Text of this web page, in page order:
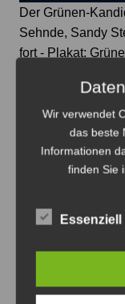
Der Grünen-
Sehnde, Sandy
fort - Plakat: Grüne
„Auf ein
Station in
6. August
Wir verwendet
das beste
Informationen
finden Sie
Essenziell